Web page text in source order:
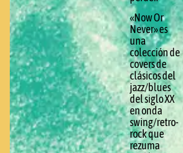
«Now Or
Never» es
una
colección de
covers de
clásicos del
jazz/blues
del siglo XX
en onda
swing/retro-
rock que
rezuma